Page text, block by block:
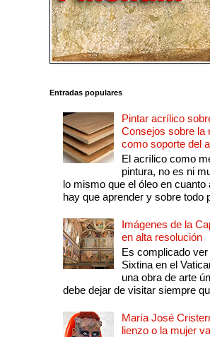
Entradas populares
Pintar acrílico
Consejos sobre la
como soporte del
El acrílico como
pintura, no es ni
lo mismo que el óleo en cuanto
hay que aprender y sobre todo
Imágenes de la
en alta resolución
Es complicado ver
Sixtina en el
una obra de arte
debe dejar de visitar siempre
María José
lienzo o la mujer